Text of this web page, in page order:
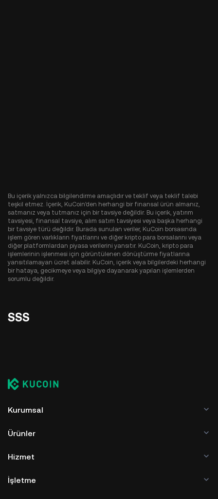
Bu içerik yalnızca bilgilendirme amaçlıdır ve teklif veya teklif talebi
teşkil etmez. İçerik, KuCoin'den herhangi bir finansal ürün almanız,
satmanız veya tutmanız için bir tavsiye değildir. Bu içerik, yatırım
tavsiyesi, finansal tavsiye, alım satım tavsiyesi veya başka herhangi
bir tavsiye türü değildir. Burada sunulan veriler, KuCoin borsasında
işlem gören varlıkların fiyatlarını ve diğer kripto para borsalarını veya
diğer platformlardan piyasa verilerini yansıtır. KuCoin, kripto para
işlemlerinin işlenmesi için görüntülenen dönüştürme fiyatlarına
yansıtılamayan ücret alabilir. KuCoin, içerik veya bilgilerdeki herhangi
bir hataya, gecikmeye veya bilgiye dayanarak yapılan işlemlerden
sorumlu değildir.
SSS
Kurumsal
Ürünler
Hizmet
İşletme